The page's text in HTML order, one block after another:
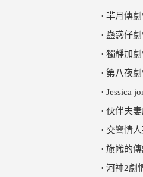
· 羋月傳
· 蠱惑仔
· 獨靜加
· 第八夜
· Jessica
· 伙伴夫
· 交響情
· 旗幟的
· 河神2劇